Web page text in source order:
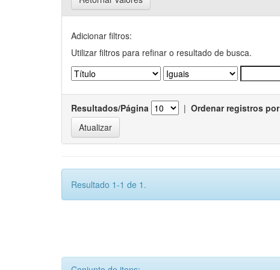
Adicionar filtros:
Utilizar filtros para refinar o resultado de busca.
Resultados/Página | Ordenar registros por
Resultado 1-1 de 1.